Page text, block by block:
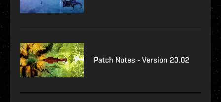
Patch Notes - Version 23.02